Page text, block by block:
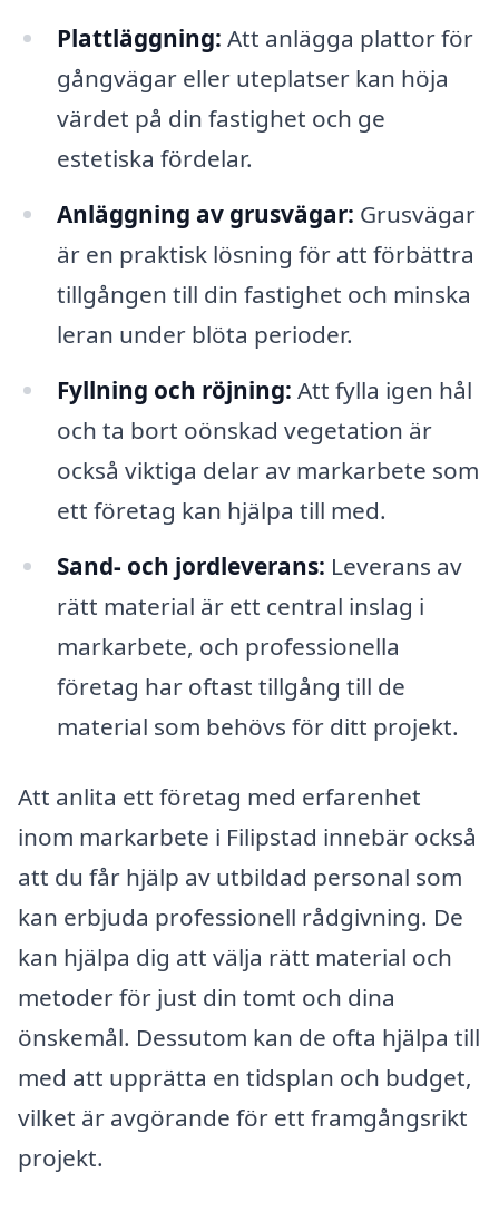
Plattläggning: Att anlägga plattor för
gångvägar eller uteplatser kan höja
värdet på din fastighet och ge
estetiska fördelar.
Anläggning av grusvägar: Grusvägar
är en praktisk lösning för att förbättra
tillgången till din fastighet och minska
leran under blöta perioder.
Fyllning och röjning: Att fylla igen hål
och ta bort oönskad vegetation är
också viktiga delar av markarbete som
ett företag kan hjälpa till med.
Sand- och jordleverans: Leverans av
rätt material är ett central inslag i
markarbete, och professionella
företag har oftast tillgång till de
material som behövs för ditt projekt.
Att anlita ett företag med erfarenhet
inom markarbete i Filipstad innebär också
att du får hjälp av utbildad personal som
kan erbjuda professionell rådgivning. De
kan hjälpa dig att välja rätt material och
metoder för just din tomt och dina
önskemål. Dessutom kan de ofta hjälpa till
med att upprätta en tidsplan och budget,
vilket är avgörande för ett framgångsrikt
projekt.